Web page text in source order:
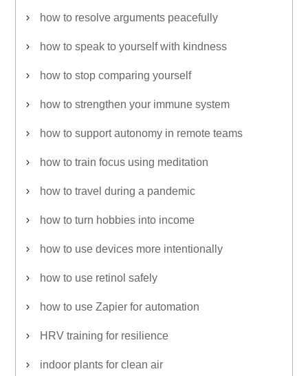
how to resolve arguments peacefully
how to speak to yourself with kindness
how to stop comparing yourself
how to strengthen your immune system
how to support autonomy in remote teams
how to train focus using meditation
how to travel during a pandemic
how to turn hobbies into income
how to use devices more intentionally
how to use retinol safely
how to use Zapier for automation
HRV training for resilience
indoor plants for clean air